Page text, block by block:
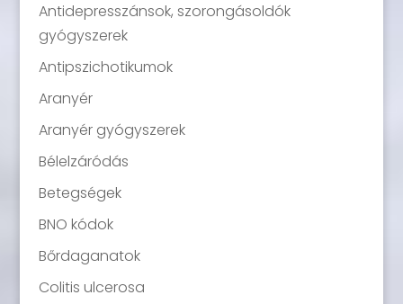
Antidepresszánsok, szorongásoldók
gyógyszerek
Antipszichotikumok
Aranyér
Aranyér gyógyszerek
Bélelzáródás
Betegségek
BNO kódok
Bőrdaganatok
Colitis ulcerosa